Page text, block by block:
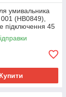
умивальника
(HB0849),
підключення 45
Купити